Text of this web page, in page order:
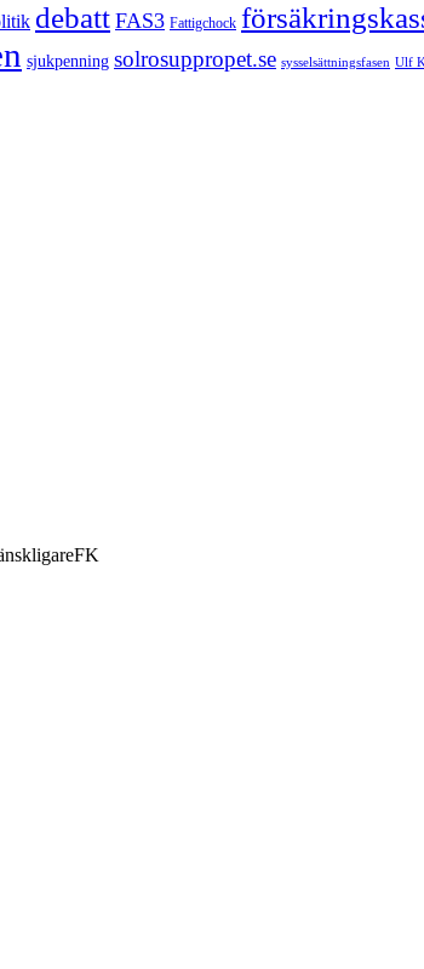
debatt FAS3 Fattigchock
sjukpenning solrosuppropet.se sysselsättningsfasen Ulf